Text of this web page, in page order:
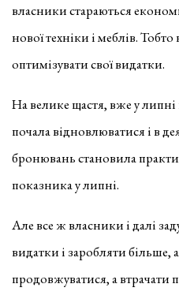
власники стараються
нової техніки і меблів.
оптимізувати свої видатки.
На велике щастя, вже у
почала відновлюватися і в
бронювань становила
показника у липні.
Але все ж власники і далі
видатки і заробляти
продовжуватися, а втрачати